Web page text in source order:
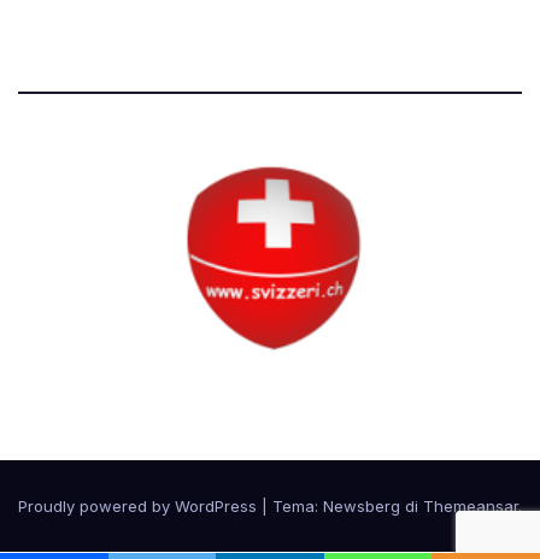
Proudly powered by WordPress Tema: Newsberg di Themeansar.